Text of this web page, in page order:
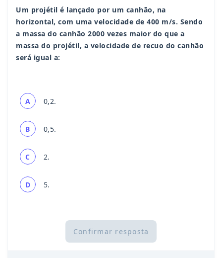
Um projétil é lançado por um canhão, na
horizontal, com uma velocidade de 400 m/s. Sendo
a massa do canhão 2000 vezes maior do que a
massa do projétil, a velocidade de recuo do canhão
será igual a:
A 0,2.
B 0,5.
C 2.
D 5.
Confirmar resposta